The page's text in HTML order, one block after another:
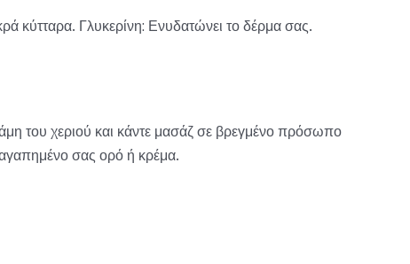
κύτταρα. Γλυκερίνη: Ενυδατώνει το δέρμα σας.
του χεριού και κάντε μασάζ σε βρεγμένο πρόσωπο
σας ορό ή κρέμα.